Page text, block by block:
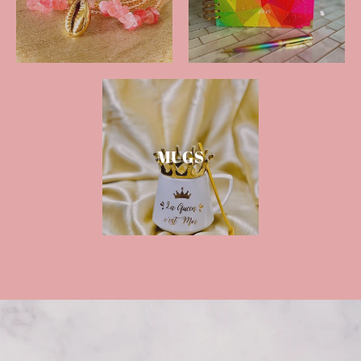
O
U
T
I
Q
U
EMUGS